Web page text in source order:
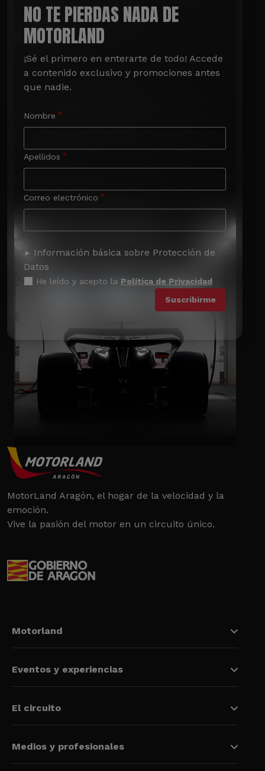
NO TE PIERDAS NADA DE
MOTORLAND
¡Sé el primero en enterarte de todo! Accede
a contenido exclusivo y promociones antes
que nadie.
Nombre
Apellidos
Correo electrónico
Información básica sobre Protección de
Datos
He leído y acepto la Política de Privacidad
MotorLand Aragón, el hogar de la velocidad y la
emoción.
Vive la pasión del motor en un circuito único.
Motorland
Eventos y experiencias
El circuito
Medios y profesionales